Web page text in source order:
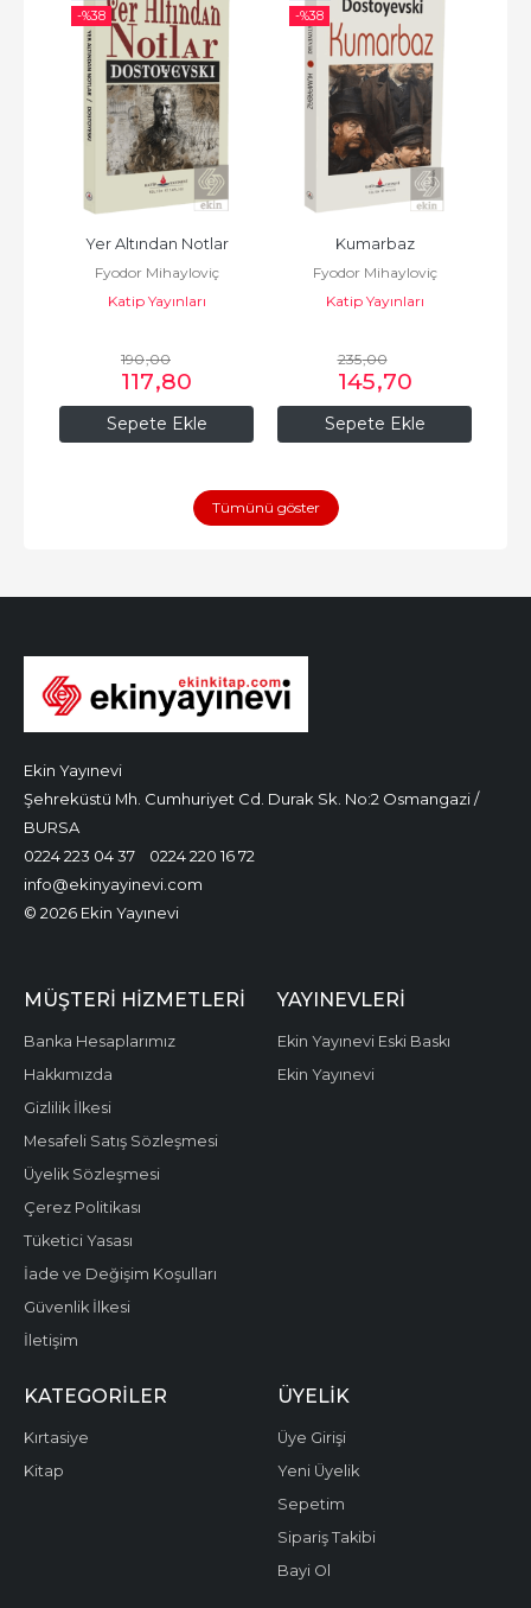
-%38
Sepete Ekle
Yer Altından Notlar
Fyodor Mihayloviç
Dostoyevski
Katip Yayınları
190,00
117,80
-%38
Sepete Ekle
Kumarbaz
Fyodor Mihayloviç
Dostoyevski
Katip Yayınları
235,00
145,70
Tümünü göster
Ekin Yayınevi
Şehreküstü Mh. Cumhuriyet Cd. Durak Sk. No:2 Osmangazi /
BURSA
0224 223 04 37
0224 220 16 72
info@ekinyayinevi.com
© 2026 Ekin Yayınevi
MÜŞTERI HIZMETLERI
Banka Hesaplarımız
Hakkımızda
Gizlilik İlkesi
Mesafeli Satış Sözleşmesi
Üyelik Sözleşmesi
Çerez Politikası
Tüketici Yasası
İade ve Değişim Koşulları
Güvenlik İlkesi
İletişim
YAYINEVLERI
Ekin Yayınevi Eski Baskı
Ekin Yayınevi
KATEGORILER
Kırtasiye
Kitap
ÜYELIK
Üye Girişi
Yeni Üyelik
Sepetim
Sipariş Takibi
Bayi Ol